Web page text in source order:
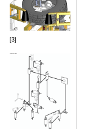
[3]